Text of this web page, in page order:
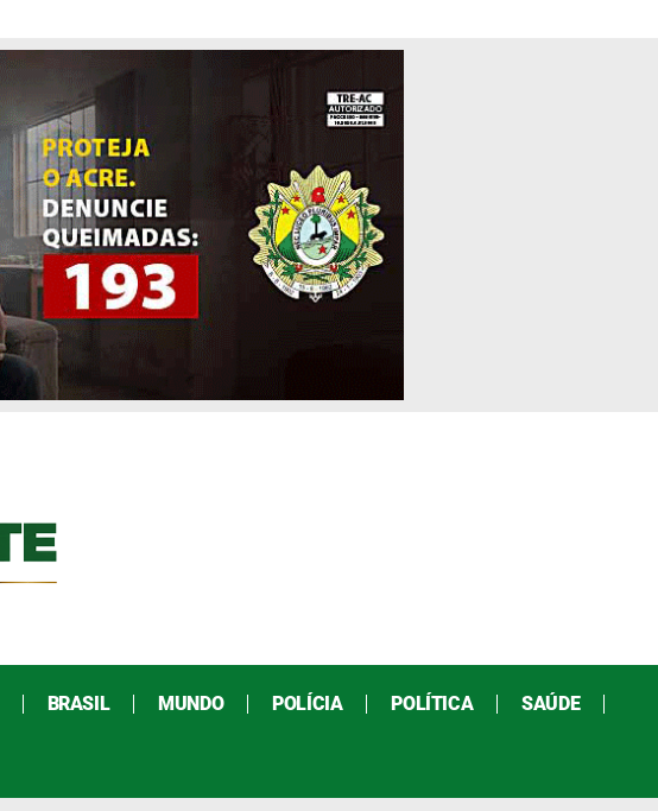
BRASIL MUNDO POLÍCIA POLÍTICA SAÚDE